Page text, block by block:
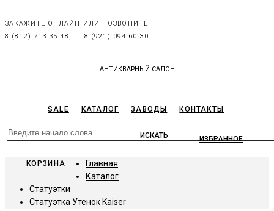
ЗАКАЖИТЕ ОНЛАЙН ИЛИ ПОЗВОНИТЕ
8 (812) 713 35 48,
8 (921) 094 60 30
АНТИКВАРНЫЙ САЛОН
SALE КАТАЛОГ ЗАВОДЫ КОНТАКТЫ
ИЗБРАННОЕ
КОРЗИНА
Главная
Каталог
Статуэтки
Статуэтка Утенок Kaiser